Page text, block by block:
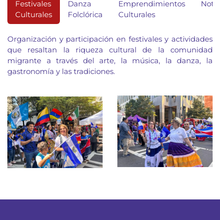
Festivales
Culturales
Danza
Folclórica
Emprendimientos
Culturales
Organización y participación en festivales y actividades
que resaltan la riqueza cultural de la comunidad
migrante a través del arte, la música, la danza, la
gastronomía y las tradiciones.